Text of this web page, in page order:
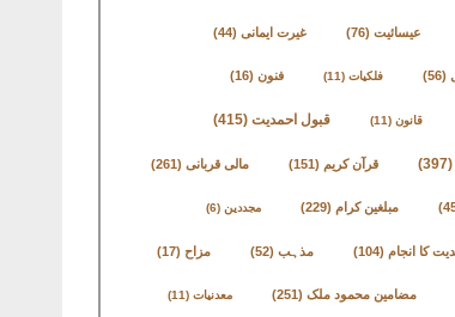
عیسائیت(76) غیرت ایمانی(44)
(56) فلکیات(11) فنون(16)
قانون(11) قبول احمدیت(415)
(397) قرآن کریم (151) مالی قربانی(261)
مبلغین کرام (229) مجددین (6)
کا انجام (104) مذہب(52) مزاح(17)
مضامین محمود ملک(251) معدنیات(11)